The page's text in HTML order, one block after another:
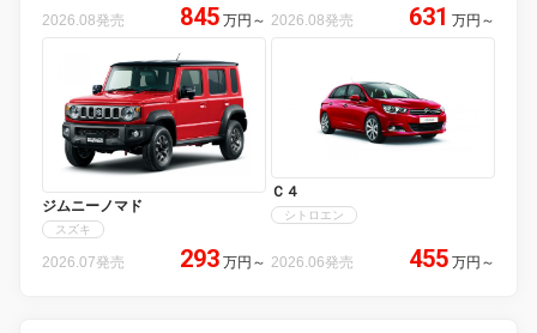
2026.08発売 845 万円 ～ 2026.08発売 631 万円 ～
ジムニーノマド
スズキ
2026.07発売 293 万円 ～
Ｃ４
シトロエン
2026.06発売 455 万円 ～